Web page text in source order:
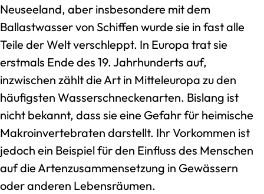
Neuseeland, aber insbesondere mit dem
Ballastwasser von Schiffen wurde sie in fast alle
Teile der Welt verschleppt. In Europa trat sie
erstmals Ende des 19. Jahrhunderts auf,
inzwischen zählt die Art in Mitteleuropa zu den
häufigsten Wasserschneckenarten. Bislang ist
nicht bekannt, dass sie eine Gefahr für heimische
Makroinvertebraten darstellt. Ihr Vorkommen ist
jedoch ein Beispiel für den Einfluss des Menschen
auf die Artenzusammensetzung in Gewässern
oder anderen Lebensräumen.